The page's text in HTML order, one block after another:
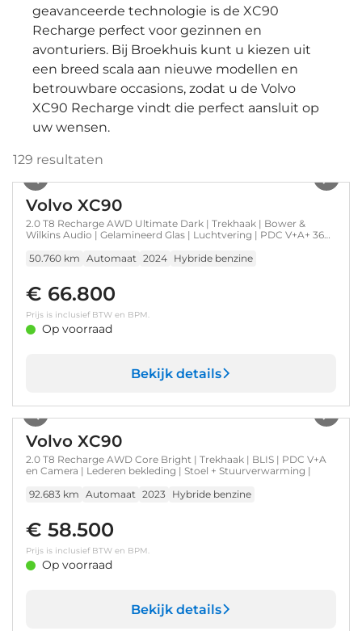
geavanceerde technologie is de XC90
Recharge perfect voor gezinnen en
avonturiers. Bij Broekhuis kunt u kiezen uit
een breed scala aan nieuwe modellen en
betrouwbare occasions, zodat u de Volvo
XC90 Recharge vindt die perfect aansluit op
uw wensen.
129 resultaten
Volvo XC90
2.0 T8 Recharge AWD Ultimate Dark | Trekhaak | Bower &
Wilkins Audio | Gelamineerd Glas | Luchtvering | PDC V+A+ 360
50.760 km Automaat 2024 Hybride benzine
€ 66.800
Prijs is inclusief BTW en BPM.
Op voorraad
Bekijk details
Volvo XC90
2.0 T8 Recharge AWD Core Bright | Trekhaak | BLIS | PDC V+A
en Camera | Lederen bekleding | Stoel + Stuurverwarming |
92.683 km Automaat 2023 Hybride benzine
€ 58.500
Prijs is inclusief BTW en BPM.
Op voorraad
Bekijk details